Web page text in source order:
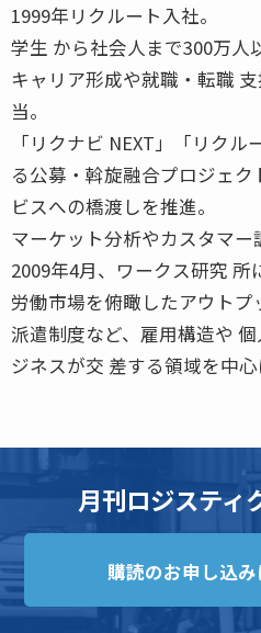
1999年リクルート入社。
学生 から社会人まで300万人
キャリア形成や就職・転職
当。
「リクナビ NEXT」「リク
る公募・斡旋融合プロジェ
ビスへの橋渡しを推進。
マーケット分析やカスタマー
2009年4月、ワークス研究 所
労働市場を俯瞰したアウトプ
派遣制度など、雇用構造や
ジネスが交 差する領域を中心
月刊ロジスティ
購読のお申し込